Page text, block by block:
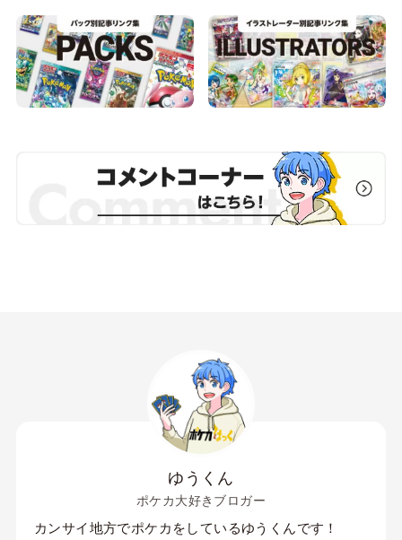
ゆうくん
ポケカ大好きブロガー
カンサイ地方でポケカをしているゆうくんです！